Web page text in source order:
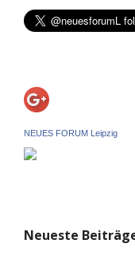
NEUES FORUM Leipzig
Neueste